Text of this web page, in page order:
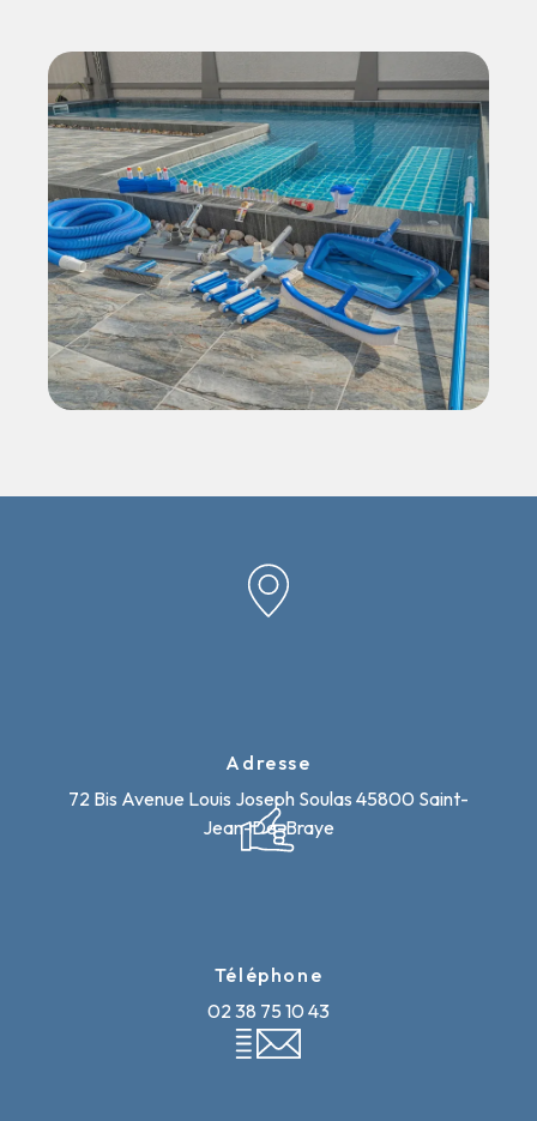
Adresse
72 Bis Avenue Louis Joseph Soulas 45800 Saint-
Jean-De-Braye
Téléphone
02 38 75 10 43